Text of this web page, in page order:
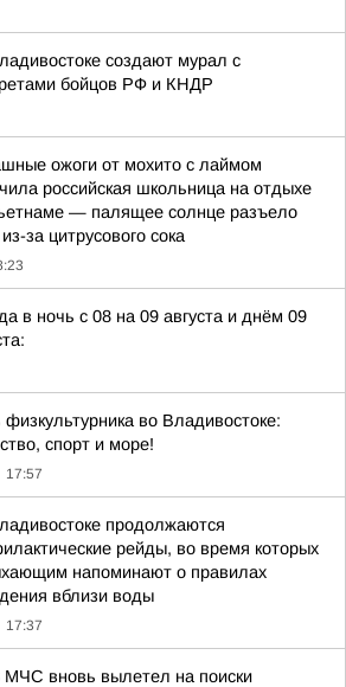
создают мурал с
бойцов РФ и КНДР
ожоги от мохито с лаймом
российская школьница на отдыхе
— палящее солнце разъело
за цитрусового сока
в ночь с 08 на 09 августа и днём 09
во Владивостоке:
спорт и море!
17:57
продолжаются
рейды, во время которых
напоминают о правилах
вблизи воды
17:37
вновь вылетел на поиски